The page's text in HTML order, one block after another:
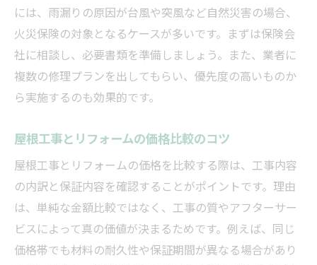
には、雨漏りの原因が台風や突風など自然災害の場合、
火災保険の対象となるケースが多いです。まずは保険会
社に相談し、必要書類を準備しましょう。また、業者に
複数の修理プランを出してもらい、優先度の高いものか
ら実施するのも効果的です。
屋根工事とリフォームの価格比較のコツ
屋根工事とリフォームの価格を比較する際は、工事内容
の内訳と保証内容を確認することがポイントです。理由
は、単純な金額比較ではなく、工事の質やアフターサー
ビスによって真の価値が決まるためです。例えば、同じ
価格帯でも材料の耐久性や保証期間が異なる場合があり